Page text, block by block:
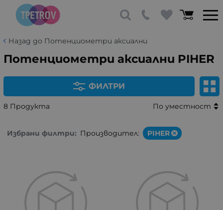
Назад до Потенциометри аксиални
Потенциометри аксиални PIHER
ФИЛТРИ
8 Продукта По уместност
Избрани филтри: Производител: PIHER